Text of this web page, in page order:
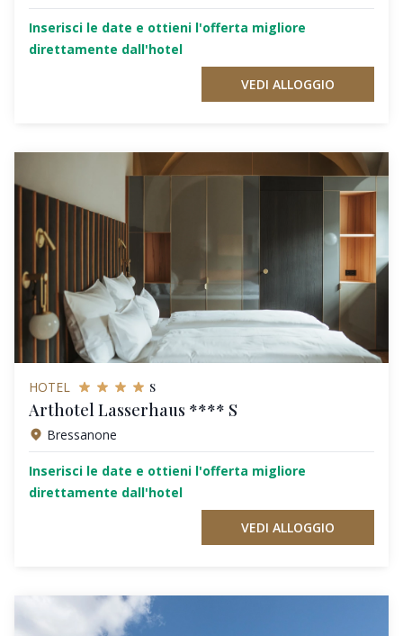
Inserisci le date e ottieni l'offerta migliore
direttamente dall'hotel
VEDI ALLOGGIO
HOTEL s
Arthotel Lasserhaus **** S
Bressanone
Inserisci le date e ottieni l'offerta migliore
direttamente dall'hotel
VEDI ALLOGGIO